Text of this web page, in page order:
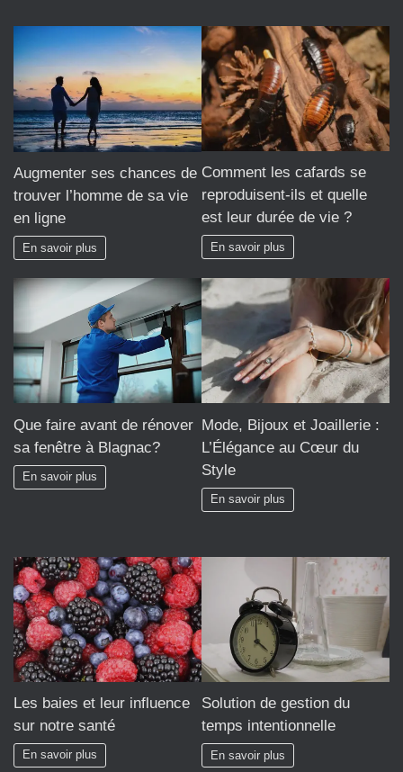
Augmenter ses chances de
trouver l’homme de sa vie
en ligne
En savoir plus
Comment les cafards se
reproduisent-ils et quelle
est leur durée de vie ?
En savoir plus
Que faire avant de rénover
sa fenêtre à Blagnac?
En savoir plus
Mode, Bijoux et Joaillerie :
L’Élégance au Cœur du
Style
En savoir plus
Les baies et leur influence
sur notre santé
En savoir plus
Solution de gestion du
temps intentionnelle
En savoir plus